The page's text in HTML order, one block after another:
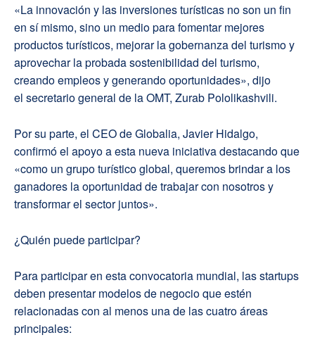
«La innovación y las inversiones turísticas no son un fin
en sí mismo, sino un medio para fomentar mejores
productos turísticos, mejorar la gobernanza del turismo y
aprovechar la probada sostenibilidad del turismo,
creando empleos y generando oportunidades», dijo
el secretario general de la OMT, Zurab Pololikashvili.
Por su parte, el CEO de Globalia, Javier Hidalgo,
confirmó el apoyo a esta nueva iniciativa destacando que
«como un grupo turístico global, queremos brindar a los
ganadores la oportunidad de trabajar con nosotros y
transformar el sector juntos».
¿Quién puede participar?
Para participar en esta convocatoria mundial, las startups
deben presentar modelos de negocio que estén
relacionadas con al menos una de las cuatro áreas
principales: